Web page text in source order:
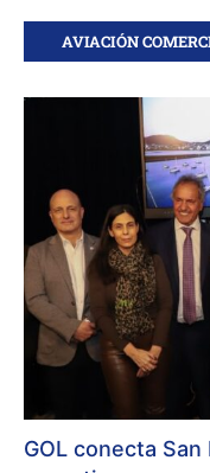
AVIACIÓN
GOL conecta